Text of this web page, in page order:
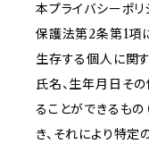
本プライバシーポ
保護法第2条第1項
生存する個人に関
氏名、生年月日そ
ることができるも
き、それにより特